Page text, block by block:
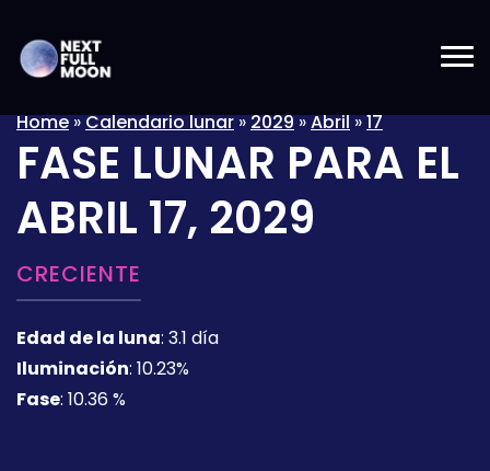
Home»Calendario lunar»2029»Abril»17
FASE LUNAR PARA EL
ABRIL 17, 2029
CRECIENTE
Edad de la luna: 3.1 día
Iluminación: 10.23%
Fase: 10.36 %